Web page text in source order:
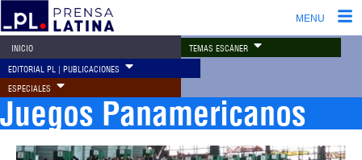
MENU
INICIO TEMAS ESCÁNER
EDITORIAL PL | PUBLICACIONES
ESPECIALES
Juegos Panamericanos